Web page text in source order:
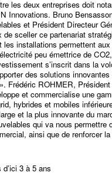
les deux entreprises doit
Innovations. Bruno
et Président Directeur
de sceller ce partenariat
les installations permettent
peu émettrice de
s’inscrit dans la
des solutions
Frédéric ROHMER,
et commercialise une
hybrides et mobiles
et la plus innovante du
qui va nous permettre
ainsi que de renforcer
3 à 5 ans